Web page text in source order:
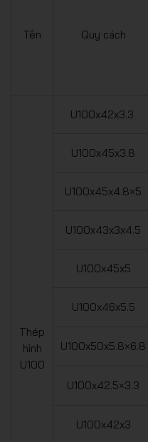
Tên Quy cách
Thép
hình
U100
U100x42x3.3
U100x45x3.8
U100x45x4.8×5
U100x43x3x4.5
U100x45x5
U100x46x5.5
U100x50x5.8×6.8
U100x42.5×3.3
U100x42x3